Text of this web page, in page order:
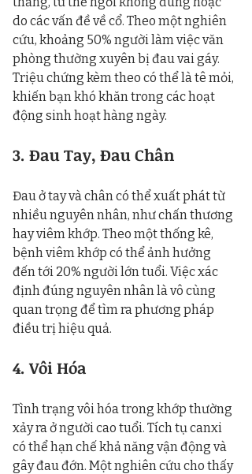
do các vấn đề về cổ. Theo một nghiên
cứu, khoảng 50% người làm việc văn
phòng thường xuyên bị đau vai gáy.
Triệu chứng kèm theo có thể là tê mỏi,
khiến bạn khó khăn trong các hoạt
động sinh hoạt hàng ngày.
3. Đau Tay, Đau Chân
Đau ở tay và chân có thể xuất phát từ
nhiều nguyên nhân, như chấn thương
hay viêm khớp. Theo một thống kê,
bệnh viêm khớp có thể ảnh hưởng
đến tới 20% người lớn tuổi. Việc xác
định đúng nguyên nhân là vô cùng
quan trọng để tìm ra phương pháp
điều trị hiệu quả.
4. Vôi Hóa
Tình trạng vôi hóa trong khớp thường
xảy ra ở người cao tuổi. Tích tụ canxi
có thể hạn chế khả năng vận động và
gây đau đớn. Một nghiên cứu cho thấy